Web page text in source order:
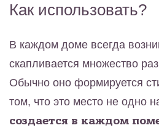
Как использовать?
В каждом доме всегда
скапливается множество
Обычно оно формируется
том, что это место не одно
создается в каждом